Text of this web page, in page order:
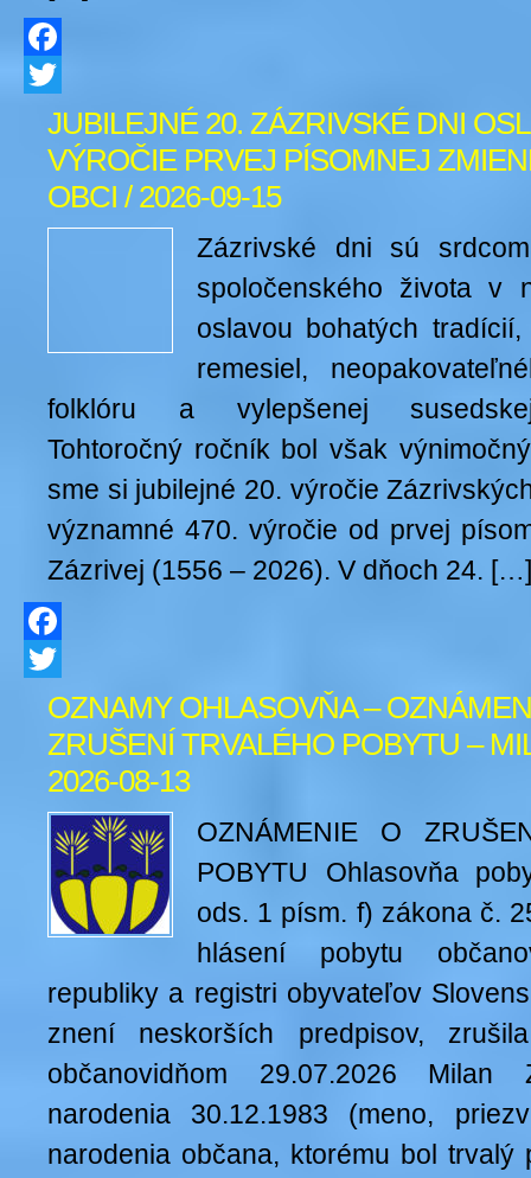
Facebook
Twitter
JUBILEJNÉ 20. ZÁZRIVSKÉ DNI
VÝROČIE PRVEJ PÍSOMNEJ
OBCI / 2026-09-15
Zázrivské dni sú
spoločenského života v
oslavou bohatých tradícií,
remesiel,
folklóru a vylepšenej
Tohtoročný ročník bol však
sme si jubilejné 20. výročie
významné 470. výročie od prvej
Zázrivej (1556 – 2026). V dňoch 24. […]
Facebook
Twitter
OZNAMY OHLASOVŇA –
ZRUŠENÍ TRVALÉHO POBYTU –
2026-08-13
OZNÁMENIE O
POBYTU Ohlasovňa
ods. 1 písm. f) zákona č.
hlásení pobytu
republiky a registri obyvateľov
znení neskorších predpisov,
občanovidňom 29.07.2026 Milan
narodenia 30.12.1983 (meno,
narodenia občana, ktorému bol trvalý